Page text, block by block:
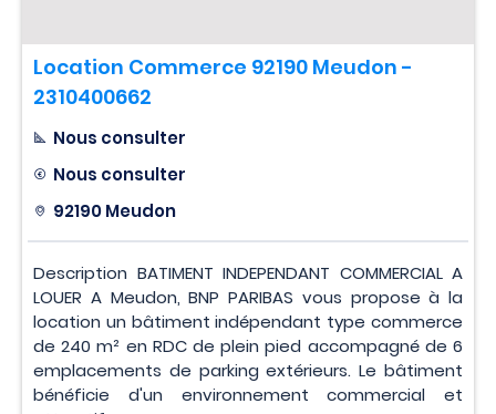
Location Commerce 92190 Meudon -
2310400662
Nous consulter
Nous consulter
92190 Meudon
Description BATIMENT INDEPENDANT COMMERCIAL A
LOUER A Meudon, BNP PARIBAS vous propose à la
location un bâtiment indépendant type commerce
de 240 m² en RDC de plein pied accompagné de 6
emplacements de parking extérieurs. Le bâtiment
bénéficie d'un environnement commercial et